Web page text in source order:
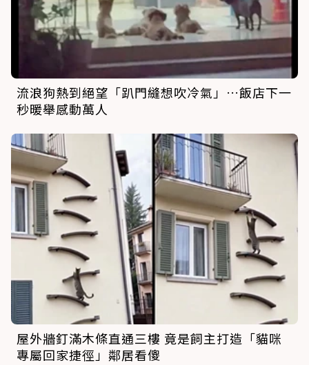
流浪狗熱到絕望「趴門縫想吹冷氣」…飯店下一
秒暖舉感動萬人
屋外牆釘滿木條直通三樓 竟是飼主打造「貓咪
專屬回家捷徑」鄰居看傻